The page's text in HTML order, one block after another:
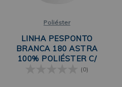
Poliéster
LINHA PESPONTO
BRANCA 180 ASTRA
100% POLIÉSTER C/
15.000 METROS COATS
(0)